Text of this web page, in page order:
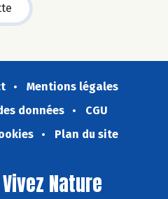
Mentions légales
données
CGU
Plan du site
Nature